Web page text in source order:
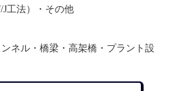
工法）・その他
ネル・橋梁・高架橋・プラント設